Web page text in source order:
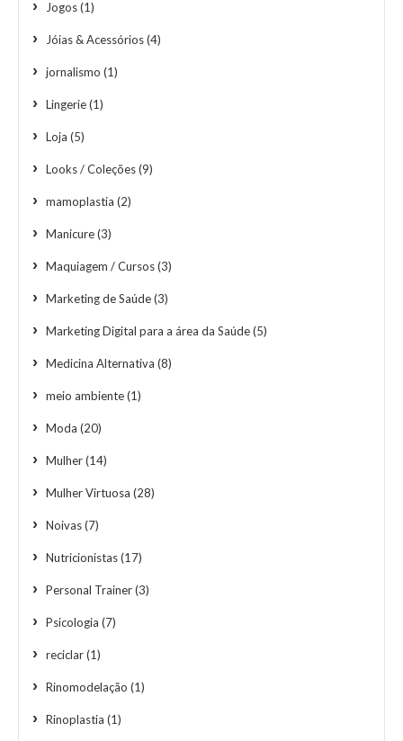
Jogos(1)
Jóias & Acessórios(4)
jornalismo (1)
Lingerie(1)
Loja (5)
Looks / Coleções(9)
mamoplastia (2)
Manicure(3)
Maquiagem / Cursos(3)
Marketing de Saúde(3)
Marketing Digital para a área da Saúde(5)
Medicina Alternativa (8)
meio ambiente(1)
Moda (20)
Mulher(14)
Mulher Virtuosa (28)
Noivas(7)
Nutricionistas(17)
Personal Trainer(3)
Psicologia (7)
reciclar(1)
Rinomodelação (1)
Rinoplastia (1)